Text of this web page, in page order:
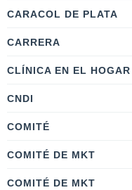
CARACOL DE PLATA
CARRERA
CLÍNICA EN EL HOGAR
CNDI
COMITÉ
COMITÉ DE MKT
COMITÉ DE MKT